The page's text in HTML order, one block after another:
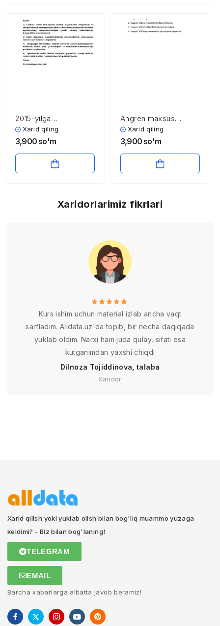
2015-yilga
mo’ljallangan iqtisodiy
dasturning eng muhim
amalga oshirish
bo’yicha qabul
Xarid qiling
3,900 so'm
Angren maxsus
industrial zonasi
Xarid qiling
3,900 so'm
Xaridorlarimiz fikrlari
Kurs ishim uchun material izlab ancha vaqt
sarfladim. Alldata.uz'da topib, bir necha daqiqada
yuklab oldim. Narxi ham juda qulay, sifati esa
kutganimdan yaxshi chiqdi
Dilnoza Tojiddinova, talaba
Xaridor
Xarid qilish yoki yuklab olish bilan bog'liq muammo yuzaga
keldimi? - Biz bilan bog'laning!
TELEGRAM
EMAIL
Barcha xabarlarga albatta javob beramiz!